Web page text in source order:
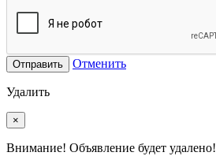
Отправить Отменить
Удалить
×
Внимание! Объявление будет удалено!